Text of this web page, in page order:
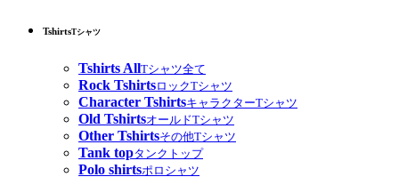
TshirtsTシャツ
Tshirts AllTシャツ全て
Rock TshirtsロックTシャツ
Character TshirtsキャラクターTシャツ
Old TshirtsオールドTシャツ
Other Tshirtsその他Tシャツ
Tank topタンクトップ
Polo shirtsポロシャツ